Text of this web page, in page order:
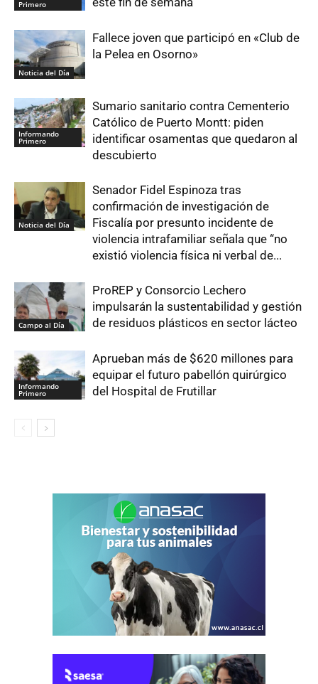
Primero
Noticia del Día
Fallece joven que participó en «Club de
la Pelea en Osorno»
Informando
Primero
Sumario sanitario contra Cementerio
Católico de Puerto Montt: piden
identificar osamentas que quedaron al
descubierto
Noticia del Día
Senador Fidel Espinoza tras
confirmación de investigación de
Fiscalía por presunto incidente de
violencia intrafamiliar señala que “no
existió violencia física ni verbal de...
Campo al Día
ProREP y Consorcio Lechero
impulsarán la sustentabilidad y gestión
de residuos plásticos en sector lácteo
Informando
Primero
Aprueban más de $620 millones para
equipar el futuro pabellón quirúrgico
del Hospital de Frutillar